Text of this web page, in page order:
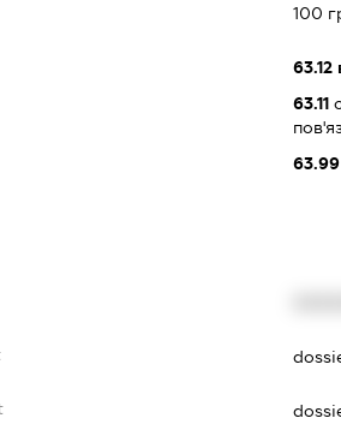
100
63.12
63.11
63.99